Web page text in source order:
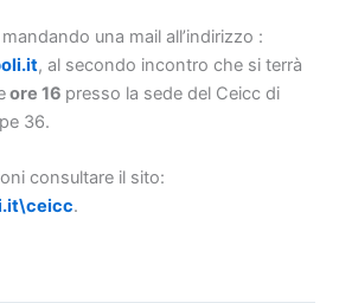
una mail all’indirizzo :
, al secondo incontro che si terrà
ore 16 presso la sede del Ceicc di
36.
consultare il sito:
.